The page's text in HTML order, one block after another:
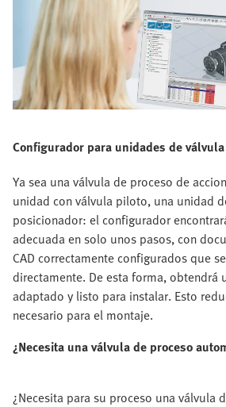
Configurador para unidades de
Ya sea una válvula de proceso de
unidad con válvula piloto, una unidad
posicionador: el configurador
adecuada en solo unos pasos, con
CAD correctamente configurados que
directamente. De esta forma, obtendrá
adaptado y listo para instalar. Esto
necesario para el montaje.
¿Necesita una válvula de proceso
¿Necesita para su proceso una válvula